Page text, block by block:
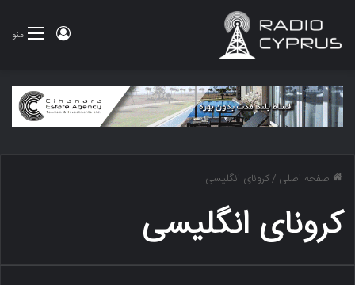
منو ورود
صفحه اصلی /کرونای انگلیسی
کرونای انگلیسی